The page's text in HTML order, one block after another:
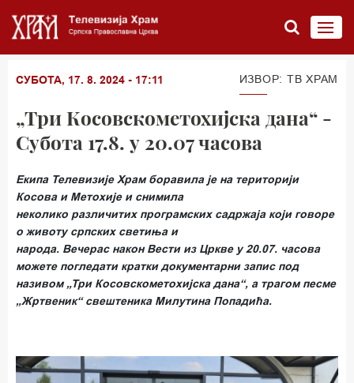
СУБОТА, 17. 8. 2024 - 17:11 ИЗВОР: ТВ ХРАМ
„Три Косовскометохијска дана“ -
Субота 17.8. у 20.07 часова
Екипа Телевизије Храм боравила је на територији
Косова и Метохије и снимила
неколико различитих програмских садржаја који говоре
о животу српских светиња и
народа. Вечерас након Вести из Цркве у 20.07. часова
можете погледати кратки документарни запис под
називом „Три Косовскометохијска дана“, а трагом песме
„Жртвеник“ свештеника Милутина Попадића.